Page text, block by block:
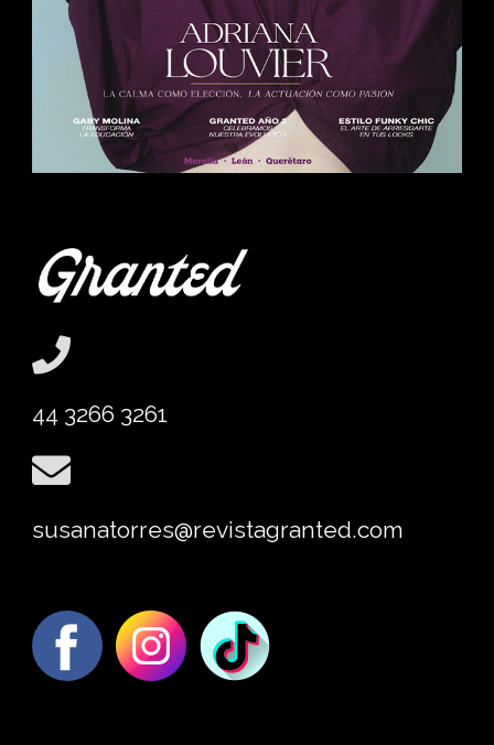
44 3266 3261
susanatorres@revistagranted.com